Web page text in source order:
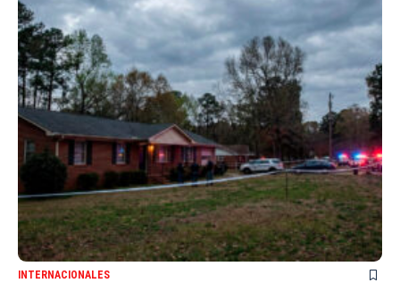
INTERNACIONALES